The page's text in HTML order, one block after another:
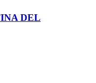
DEL